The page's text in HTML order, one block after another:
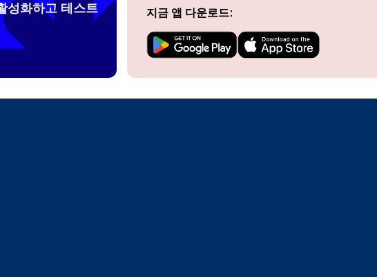
my eSim?
start by checking if your device supports eSIM
contact your mobile carrier to request an eSIM activation.
device settings. Once activated, you can enjoy the benefits
성화하고 테스트
지금 앱 다운로드:
: 로그인 또는 회원가입
계정을 계속 이용하거나 몇 초 만에 새로 만드세요.